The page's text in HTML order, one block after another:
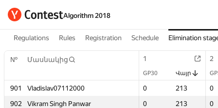
Algorithm 2018
Regulations Rules Registration Schedule Elimination
№ Մասնակից 1 2
GP30 Վայր
901 Vladislav07112000 0 213
0
902
Vikram Singh Panwar 0 213
0
№ Մասնակից 1 2
GP30 Վայր
901 Vladislav07112000 0 213
0
902
Vikram Singh Panwar 0 213
0